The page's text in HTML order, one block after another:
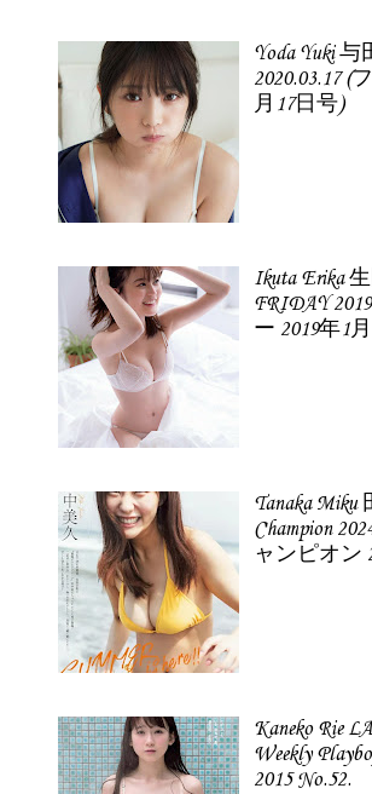
Yoda Yuki
2020.03.17 (
月17日号)
Ikuta Erika
FRIDAY
ー 2019年1
Tanaka Miku
Champion
ャンピオン
Kaneko Rie
Weekly
2015 No.52.